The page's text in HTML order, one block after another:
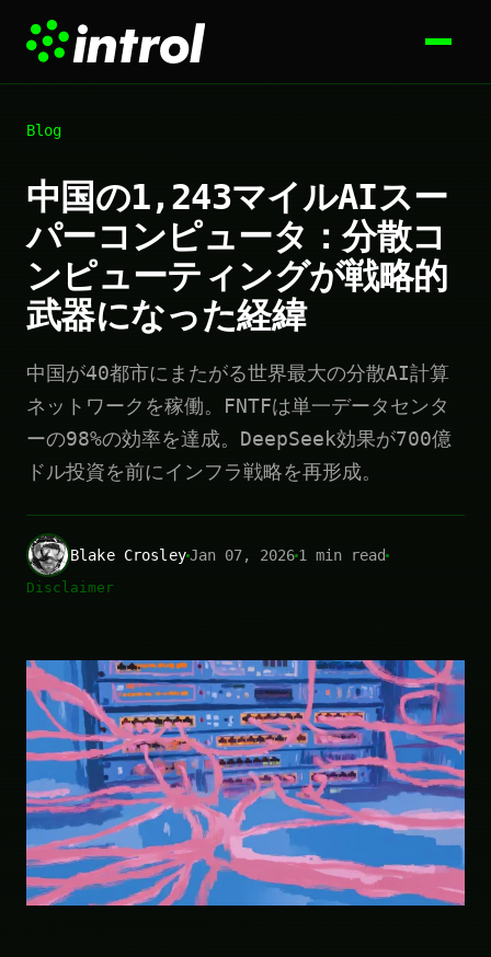
Blog
中国の1,243マイルAIスー
パーコンピュータ：分散コ
ンピューティングが戦略的
武器になった経緯
中国が40都市にまたがる世界最大の分散AI計算
ネットワークを稼働。FNTFは単一データセンタ
ーの98%の効率を達成。DeepSeek効果が700億
ドル投資を前にインフラ戦略を再形成。
Blake CrosleyJan 07, 20261 min read
Disclaimer